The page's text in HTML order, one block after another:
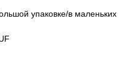
упаковке/в